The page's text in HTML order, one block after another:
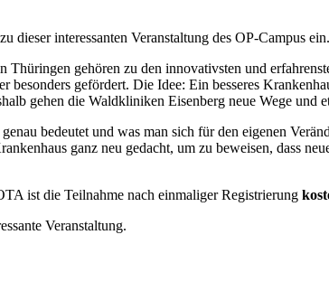
dieser interessanten Veranstaltung des OP-Campus ein.
gehören zu den innovativsten und
gefördert. Die Idee: Ein besseres
gehen die Waldkliniken Eisenberg neue Wege
bedeutet und was man sich für den eigenen
ganz neu gedacht, um zu beweisen, dass
ist die Teilnahme nach einmaliger Registrierung
Veranstaltung.